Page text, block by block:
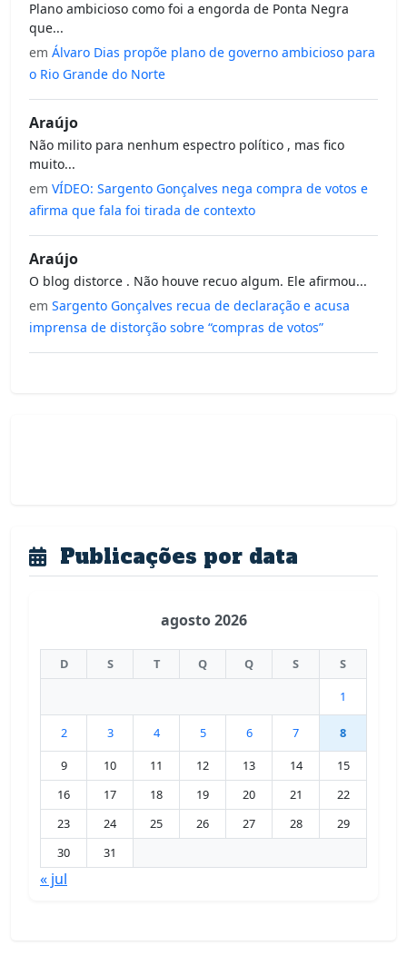
Plano ambicioso como foi a engorda de Ponta Negra
que...
em Álvaro Dias propõe plano de governo ambicioso para
o Rio Grande do Norte
Araújo
Não milito para nenhum espectro político , mas fico
muito...
em VÍDEO: Sargento Gonçalves nega compra de votos e
afirma que fala foi tirada de contexto
Araújo
O blog distorce . Não houve recuo algum. Ele afirmou...
em Sargento Gonçalves recua de declaração e acusa
imprensa de distorção sobre “compras de votos”
Publicações por data
agosto 2026
D S T Q Q S
S
1
2 3 4 5 6 7
8
9
10 11 12 13 14
15
16
17 18 19 20 21
22
23
24 25 26 27 28
29
30
31
« jul